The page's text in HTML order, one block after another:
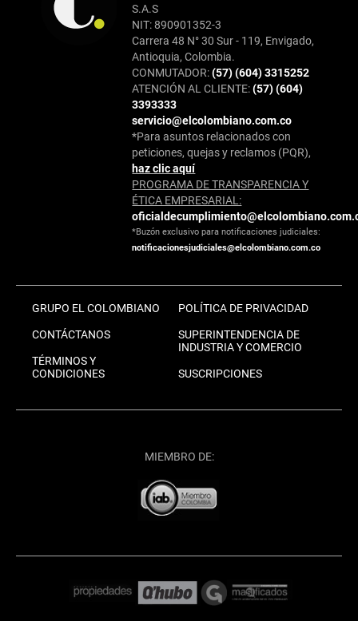
S.A.S
NIT: 890901352-3
Carrera 48 N° 30 Sur - 119, Envigado,
Antioquia, Colombia.
CONMUTADOR:(57) (604) 3315252
ATENCIÓN AL CLIENTE:(57) (604)
3393333
servicio@elcolombiano.com.co
*Para asuntos relacionados con
peticiones, quejas y reclamos (PQR),
haz clic aquí
PROGRAMA DE TRANSPARENCIA Y
ÉTICA EMPRESARIAL:
*Buzón exclusivo para notificaciones judiciales:
notificacionesjudiciales@elcolombiano.com.co
GRUPO EL COLOMBIANO
CONTÁCTANOS
TÉRMINOS Y
CONDICIONES
POLÍTICA DE PRIVACIDAD
SUPERINTENDENCIA DE
INDUSTRIA Y COMERCIO
SUSCRIPCIONES
MIEMBRO DE: